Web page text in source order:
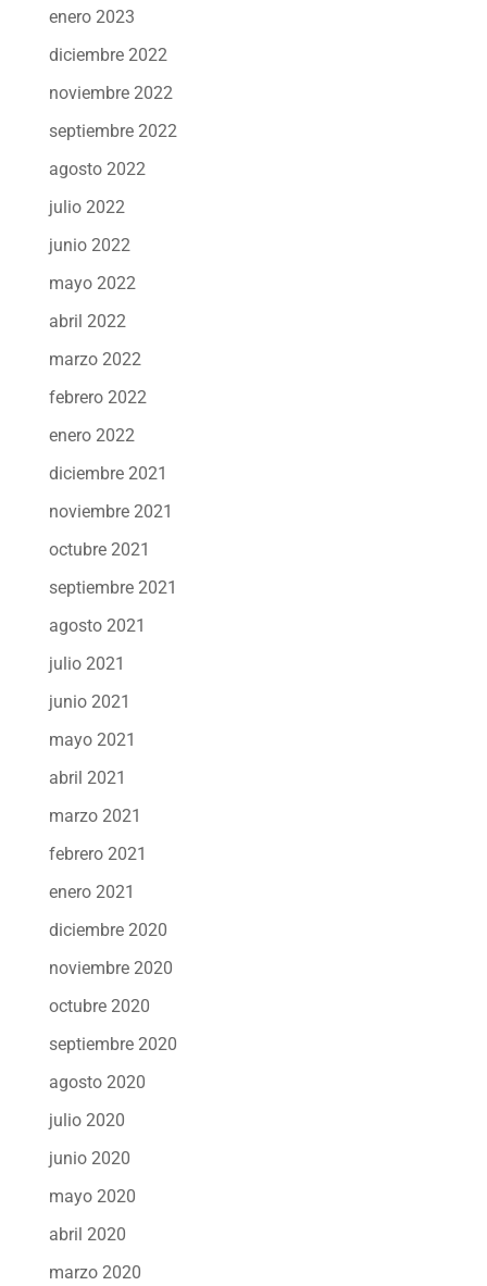
enero 2023
diciembre 2022
noviembre 2022
septiembre 2022
agosto 2022
julio 2022
junio 2022
mayo 2022
abril 2022
marzo 2022
febrero 2022
enero 2022
diciembre 2021
noviembre 2021
octubre 2021
septiembre 2021
agosto 2021
julio 2021
junio 2021
mayo 2021
abril 2021
marzo 2021
febrero 2021
enero 2021
diciembre 2020
noviembre 2020
octubre 2020
septiembre 2020
agosto 2020
julio 2020
junio 2020
mayo 2020
abril 2020
marzo 2020